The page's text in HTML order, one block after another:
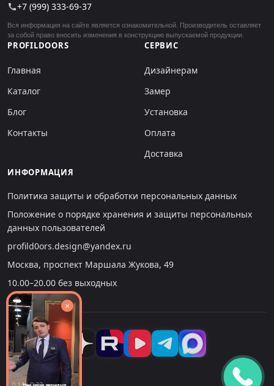
call+7 (999) 333-69-37
Вся информация на сайте является ознакомительной. Производитель оставляет
за собой право вносить изменения в конструкцию выпускаемой продукции.
PROFILDOORS
Главная
Каталог
Блог
Контакты
СЕРВИС
Дизайнерам
Замер
Установка
Оплата
Доставка
ИНФОРМАЦИЯ
Политика защиты и обработки персональных данных
Положение о порядке хранения и защиты персональных
данных пользователей
profild0ors.design@yandex.ru
Москва, проспект Маршала Жукова, 49
10.00–20.00 без выходных
×